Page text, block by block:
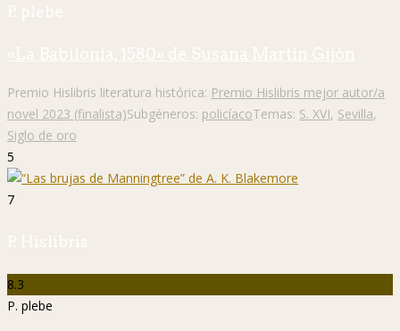
P. plebe
«La Babilonia, 1580» de Susana Martín Gijón
Premio Hislibris literatura histórica: Premio Hislibris mejor autor/a
novel 2023 (finalista)Subgéneros: policíacoTemas: S. XVI, Sevilla,
Siglo de oro
5
7
P. Hislibris
8.3
P. plebe